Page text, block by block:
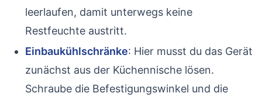
leerlaufen, damit unterwegs keine
Restfeuchte austritt.
Einbaukühlschränke: Hier musst du das Gerät
zunächst aus der Küchennische lösen.
Schraube die Befestigungswinkel und die